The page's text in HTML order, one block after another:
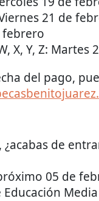
21 de
febrero
X, Y, Z:
del pago,
¿acabas de
05 de